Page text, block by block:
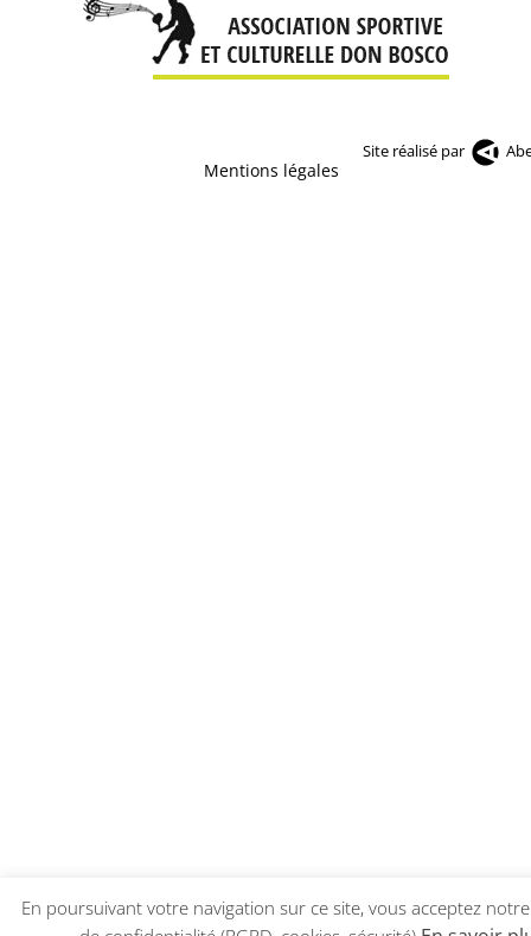
Mentions légales
Site réalisé par
En poursuivant votre navigation sur ce site, vous acceptez